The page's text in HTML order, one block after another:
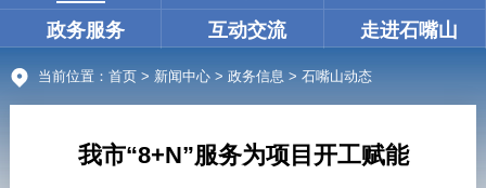
政务服务
互动交流 走进石嘴山
当前位置： 首页> 新闻中心> 政务信息 > 石嘴山动态
我市“8+N”服务为项目开工赋能